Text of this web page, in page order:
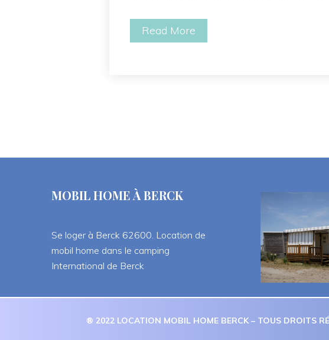
Read More
MOBIL HOME À BERCK
Se loger à Berck 62600. Location de
mobil home dans le camping
International de Berck
® 2022 LOCATION MOBIL HOME BERCK – TOUS DROITS